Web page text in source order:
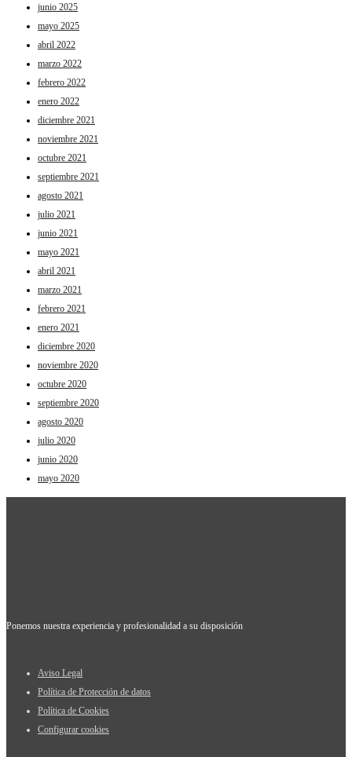
junio 2025
mayo 2025
abril 2022
marzo 2022
febrero 2022
enero 2022
diciembre 2021
noviembre 2021
octubre 2021
septiembre 2021
agosto 2021
julio 2021
junio 2021
mayo 2021
abril 2021
marzo 2021
febrero 2021
enero 2021
diciembre 2020
noviembre 2020
octubre 2020
septiembre 2020
agosto 2020
julio 2020
junio 2020
mayo 2020
Ponemos nuestra experiencia y profesionalidad a su disposición
Aviso Legal
Política de Protección de datos
Política de Cookies
Configurar cookies